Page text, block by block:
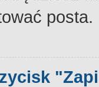
posta.